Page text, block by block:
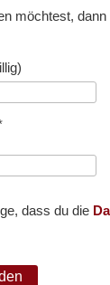
möchtest, dann
dass du die